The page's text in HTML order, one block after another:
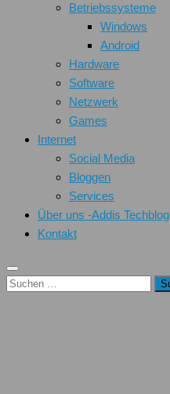
Betriebssysteme
Windows
Android
Hardware
Software
Netzwerk
Games
Internet
Social Media
Bloggen
Services
Über uns -Addis Techblog
Kontakt
Suchen